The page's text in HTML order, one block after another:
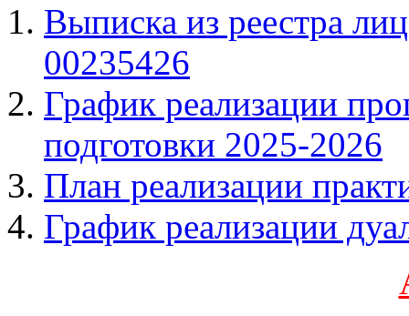
Выписка из реестра
00235426
График реализации
подготовки 2025-2026
План реализации
График реализации